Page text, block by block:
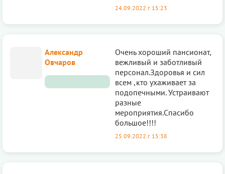
24.09.2022 г. 15:23
Александр
Овчаров
Очень хороший пансионат,
вежливый и заботливый
персонал.Здоровья и сил
всем ,кто ухаживает за
подопечными. Устраивают
разные
мероприятия.Спасибо
большое!!!!
25.09.2022 г. 15:38